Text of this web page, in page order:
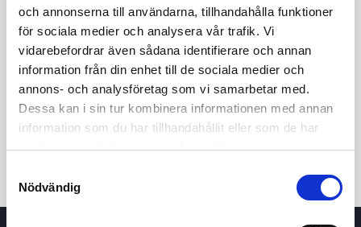
och annonserna till användarna, tillhandahålla funktioner
för sociala medier och analysera vår trafik. Vi
vidarebefordrar även sådana identifierare och annan
information från din enhet till de sociala medier och
annons- och analysföretag som vi samarbetar med.
Dessa kan i sin tur kombinera informationen med annan
information som du har tillhandahållit eller som de har
samlat in när du har använt deras tjänster.
Nödvändig
7 maj 2026 23 juni 2026
24t 7d 1m 3m 1å 5å
Köp / Sälj